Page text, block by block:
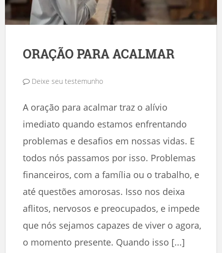
ORAÇÃO PARA ACALMAR
Deixe seu testemunho
A oração para acalmar traz o alívio
imediato quando estamos enfrentando
problemas e desafios em nossas vidas. E
todos nós passamos por isso. Problemas
financeiros, com a família ou o trabalho, e
até questões amorosas. Isso nos deixa
aflitos, nervosos e preocupados, e impede
que nós sejamos capazes de viver o agora,
o momento presente. Quando isso [...]